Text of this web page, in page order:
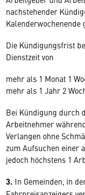
nachstehender
Kalenderwochenende
Die Kündigungsfrist
Dienstzeit von
mehr als 1 Monat 1
mehr als 1 Jahr 2
Bei Kündigung durch
Arbeitnehmer
Verlangen ohne
zum Aufsuchen einer
jedoch höchstens 1
3. In Gemeinden, in